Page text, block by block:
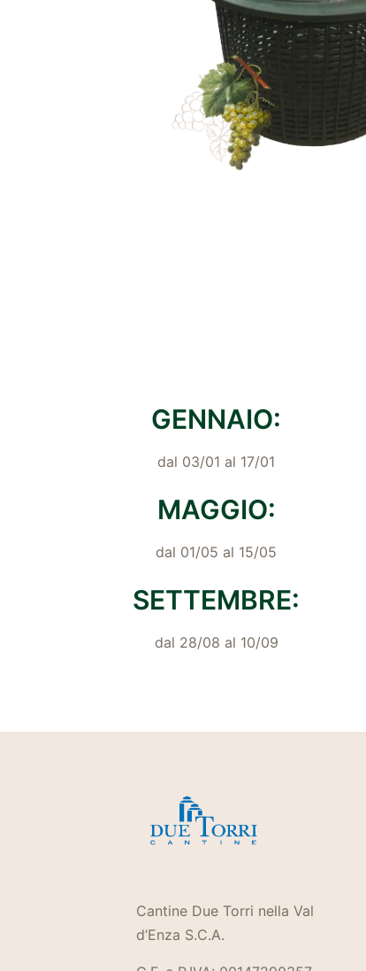
GENNAIO:
dal 03/01 al 17/01
MAGGIO:
dal 01/05 al 15/05
SETTEMBRE:
dal 28/08 al 10/09
Cantine Due Torri nella Val
d’Enza S.C.A.